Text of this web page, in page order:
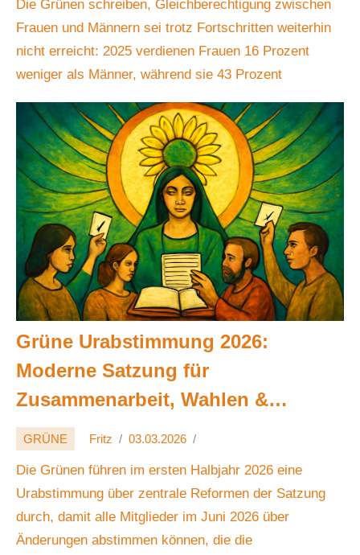
Die Grünen schreiben, Gleichberechtigung zwischen
Frauen und Männern sei trotz Fortschritten weiterhin
nicht erreicht: 2025 verdienen Frauen 16 Prozent
weniger als Männer, während sie 43 Prozent
Grüne Urabstimmung 2026:
Moderne Satzung für
Zusammenarbeit, Wahlen &
Prozesse 💬🗳️⚖️
GRÜNE Fritz 03.03.2026
Die Grünen führen im ersten Halbjahr 2026 eine
Urabstimmung über zentrale Reformen der Satzung
durch, damit alle Mitglieder im Juni 2026 über
Änderungen abstimmen können, die die